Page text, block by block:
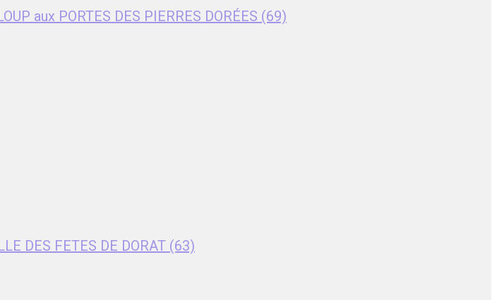
aux PORTES DES PIERRES DORÉES (69)
DES FETES DE DORAT (63)